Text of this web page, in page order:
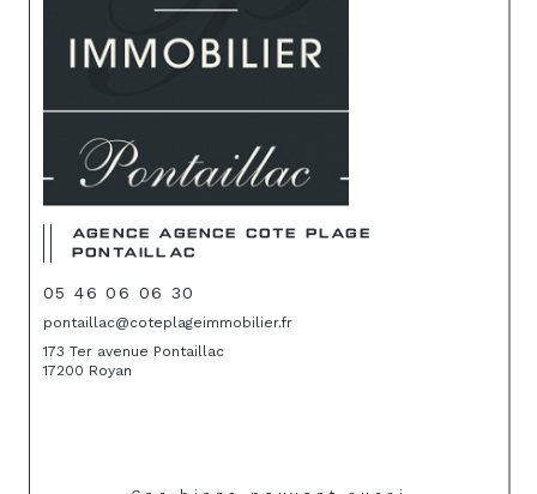
AGENCE AGENCE COTE PLAGE
PONTAILLAC
05 46 06 06 30
pontaillac@coteplageimmobilier.fr
173 Ter avenue Pontaillac
17200 Royan